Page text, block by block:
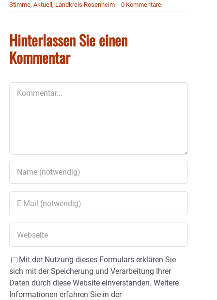
Stimme, Aktuell , Landkreis Rosenheim | 0 Kommentare
Hinterlassen Sie einen
Kommentar
Mit der Nutzung dieses Formulars erklären Sie
sich mit der Speicherung und Verarbeitung Ihrer
Daten durch diese Website einverstanden. Weitere
Informationen erfahren Sie in der